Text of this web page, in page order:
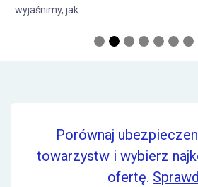
wyjaśnimy, jak...
Porównaj
towarzystw i wybierz
ofertę.